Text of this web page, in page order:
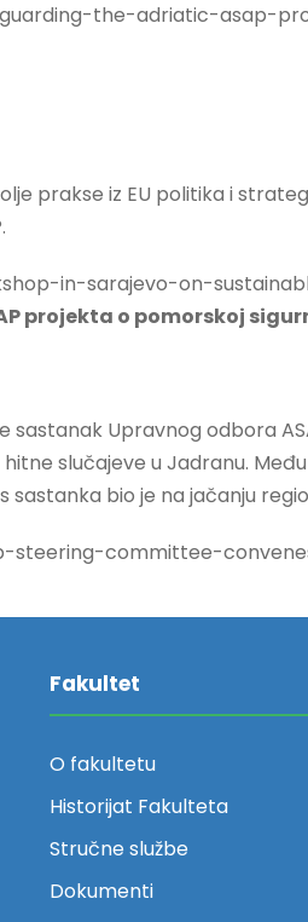
the-adriatic-asap-
prakse iz EU politika i
in-sarajevo-on-
projekta o pomorskoj
sastanak Upravnog odbora
slučajeve u Jadranu.
sastanka bio je na jačanju
steering-committee-
Fakultet
O fakultetu
Historijat Fakulteta
Stručne službe
Dokumenti